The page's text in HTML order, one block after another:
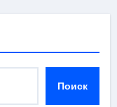
Поиск